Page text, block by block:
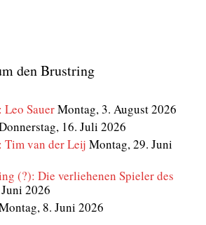
den Brustring
SauerMontag, 3. August 2026
16. Juli 2026
van der Leij Montag, 29. Juni
(?): Die verliehenen Spieler des
2026
8. Juni 2026